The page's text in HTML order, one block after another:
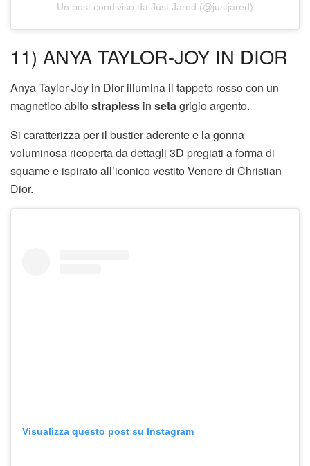
Un post condiviso da Just Jared (@justjared)
11) ANYA TAYLOR-JOY IN DIOR
Anya Taylor-Joy in Dior illumina il tappeto rosso con un
magnetico abitostrapless in setagrigio argento.
Si caratterizza per il bustier aderente e la gonna
voluminosa ricoperta da dettagli 3D pregiati a forma di
squame e ispirato all’iconico vestito Venere di Christian
Dior.
Visualizza questo post su Instagram